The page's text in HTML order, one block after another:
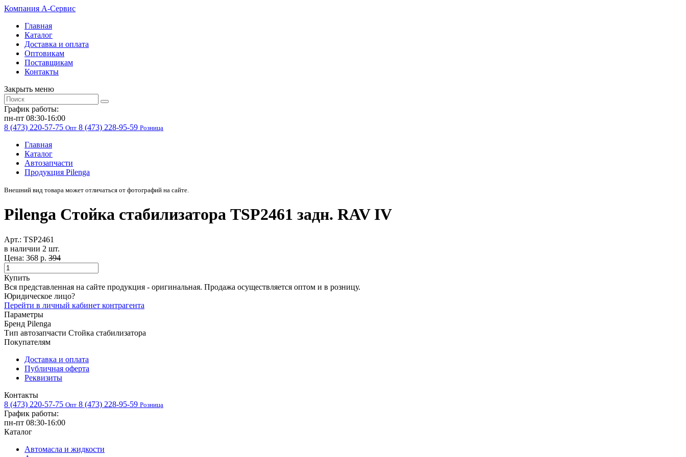
Компания A-Cервис
Главная
Каталог
Доставка и оплата
Оптовикам
Поставщикам
Контакты
Закрыть меню
График работы:
пн-пт 08:30-16:00
8 (473) 220-57-75 Опт 8 (473) 228-95-59 Розница
Главная
Каталог
Автозапчасти
Продукция Pilenga
Внешний вид товара может отличаться от фотографий на сайте.
Pilenga Стойка стабилизатора TSP2461 задн. RAV IV
Арт.: TSP2461
в наличии 2 шт. ​
Цена: 368 р. 394
Купить
Вся представленная на сайте продукция - оригинальная. Продажа осуществляется оптом и в розницу.
Юридическое лицо?
Перейти в личный кабинет контрагента
Параметры
Бренд Pilenga
Тип автозапчасти Стойка стабилизатора
Покупателям
Доставка и оплата
Публичная оферта
Реквизиты
Контакты
8 (473) 220-57-75 Опт 8 (473) 228-95-59 Розница
График работы:
пн-пт 08:30-16:00
Каталог
Автомасла и жидкости